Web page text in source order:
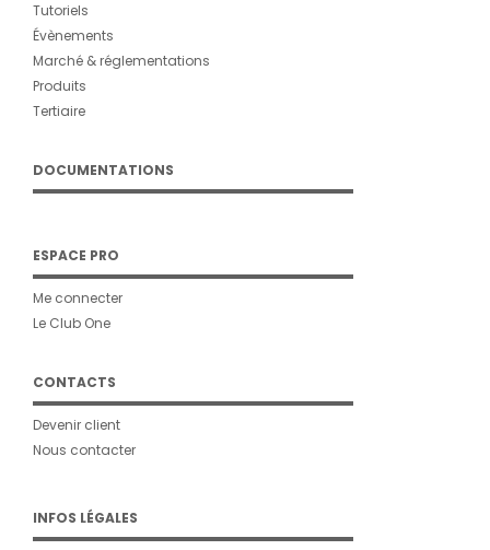
Tutoriels
Évènements
Marché & réglementations
Produits
Tertiaire
DOCUMENTATIONS
ESPACE PRO
Me connecter
Le Club One
CONTACTS
Devenir client
Nous contacter
INFOS LÉGALES